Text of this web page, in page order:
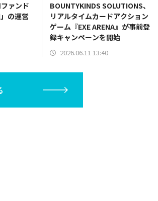
ァンド
の運営
BOUNTYKINDS SOLUTIONS、
リアルタイムカードアクション
ゲーム『EXE ARENA』が事前登
録キャンペーンを開始
2026.06.11 13:40